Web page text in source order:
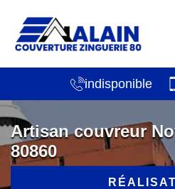
indisponible
Artisan couvreur
80860